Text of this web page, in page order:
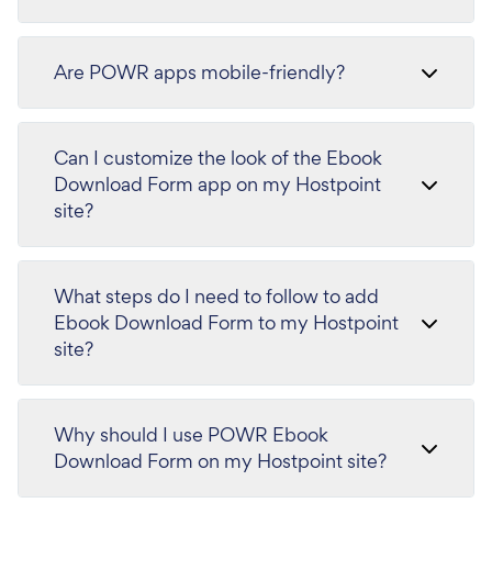
Are POWR apps mobile-friendly?
Can I customize the look of the Ebook
Download Form app on my Hostpoint
site?
What steps do I need to follow to add
Ebook Download Form to my Hostpoint
site?
Why should I use POWR Ebook
Download Form on my Hostpoint site?